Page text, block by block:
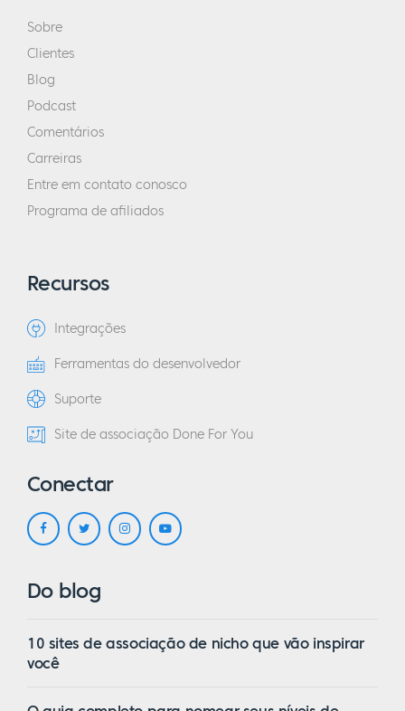
Sobre
Clientes
Blog
Podcast
Comentários
Carreiras
Entre em contato conosco
Programa de afiliados
Recursos
Integrações
Ferramentas do desenvolvedor
Suporte
Site de associação Done For You
Conectar
Do blog
10 sites de associação de nicho que vão inspirar
você